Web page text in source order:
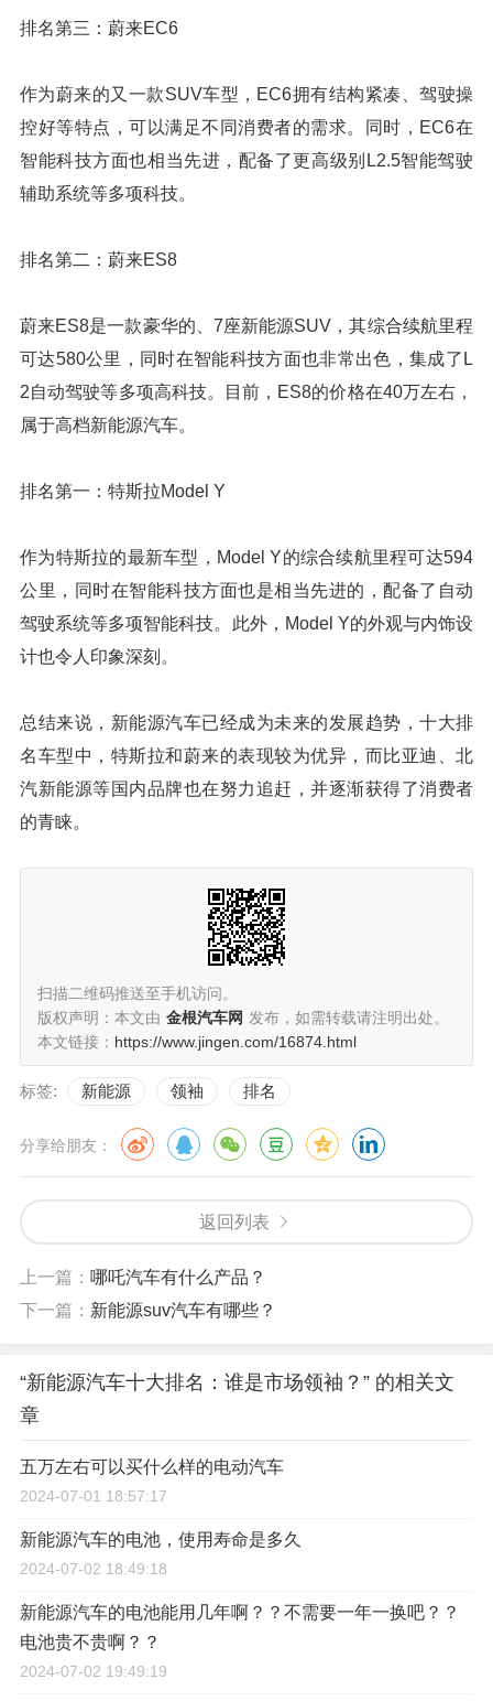
排名第三：蔚来EC6
作为蔚来的又一款SUV车型，EC6拥有结构紧凑、驾驶操
控好等特点，可以满足不同消费者的需求。同时，EC6在
智能科技方面也相当先进，配备了更高级别L2.5智能驾驶
辅助系统等多项科技。
排名第二：蔚来ES8
蔚来ES8是一款豪华的、7座新能源SUV，其综合续航里程
可达580公里，同时在智能科技方面也非常出色，集成了L
2自动驾驶等多项高科技。目前，ES8的价格在40万左右，
属于高档新能源汽车。
排名第一：特斯拉Model Y
作为特斯拉的最新车型，Model Y的综合续航里程可达594
公里，同时在智能科技方面也是相当先进的，配备了自动
驾驶系统等多项智能科技。此外，Model Y的外观与内饰设
计也令人印象深刻。
总结来说，新能源汽车已经成为未来的发展趋势，十大排
名车型中，特斯拉和蔚来的表现较为优异，而比亚迪、北
汽新能源等国内品牌也在努力追赶，并逐渐获得了消费者
的青睐。
扫描二维码推送至手机访问。
版权声明：本文由 金根汽车网 发布，如需转载请注明出处。
本文链接： https://www.jingen.com/16874.html
标签: 新能源 领袖 排名
分享给朋友：
返回列表
上一篇： 哪吒汽车有什么产品？
下一篇： 新能源suv汽车有哪些？
“新能源汽车十大排名：谁是市场领袖？” 的相关文
章
五万左右可以买什么样的电动汽车
2024-07-01 18:57:17
新能源汽车的电池，使用寿命是多久
2024-07-02 18:49:18
新能源汽车的电池能用几年啊？？不需要一年一换吧？？
电池贵不贵啊？？
2024-07-02 19:49:19